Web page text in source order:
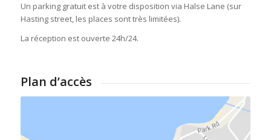
Un parking gratuit est à votre disposition via Halse Lane (sur
Hasting street, les places sont très limitées).
La réception est ouverte 24h/24.
Plan d’accès